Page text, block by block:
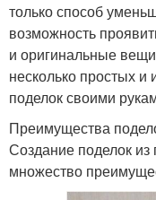
только способ
возможность
и оригинальные
несколько простых
поделок своими
Преимущества
Создание поделок
множество